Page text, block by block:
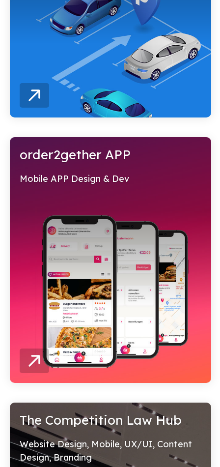
order2gether APP
Mobile APP Design & Dev
The Competition Law Hub
Website Design, Mobile, UX/UI, Content
Design, Branding